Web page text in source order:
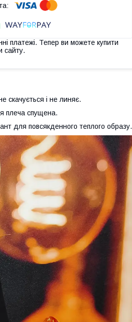
платежі. Тепер ви можете купити
сайту.
скачується і не линяє.
плеча спущена.
для повсякденного теплого образу.